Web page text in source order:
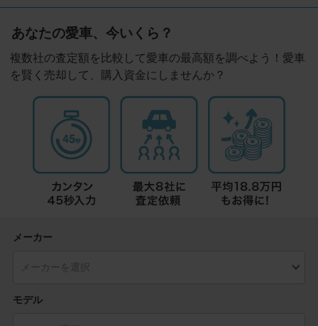
あなたの愛車、今いくら？
複数社の査定額を比較して愛車の最高額を調べよう！愛車
を賢く売却して、購入資金にしませんか？
メーカー
モデル